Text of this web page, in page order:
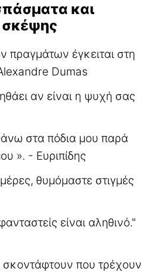
και
σκέψης
πραγμάτων έγκειται στη
Dumas
αν είναι η ψυχή σας
στα πόδια μου παρά
». - Ευριπίδης
θυμόμαστε στιγμές
είναι αληθινό."
που τρέχουν